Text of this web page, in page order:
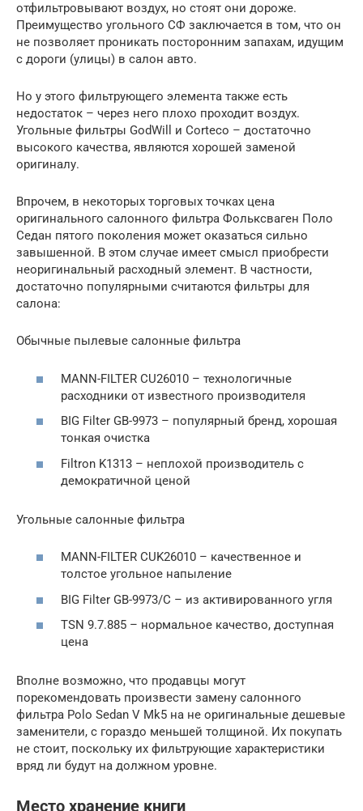
отфильтровывают воздух, но стоят они дороже.
Преимущество угольного СФ заключается в том, что он
не позволяет проникать посторонним запахам, идущим
с дороги (улицы) в салон авто.
Но у этого фильтрующего элемента также есть
недостаток – через него плохо проходит воздух.
Угольные фильтры GodWill и Corteco – достаточно
высокого качества, являются хорошей заменой
оригиналу.
Впрочем, в некоторых торговых точках цена
оригинального салонного фильтра Фольксваген Поло
Седан пятого поколения может оказаться сильно
завышенной. В этом случае имеет смысл приобрести
неоригинальный расходный элемент. В частности,
достаточно популярными считаются фильтры для
салона:
Обычные пылевые салонные фильтра
MANN-FILTER CU26010 – технологичные
расходники от известного производителя
BIG Filter GB-9973 – популярный бренд, хорошая
тонкая очистка
Filtron K1313 – неплохой производитель с
демократичной ценой
Угольные салонные фильтра
MANN-FILTER CUK26010 – качественное и
толстое угольное напыление
BIG Filter GB-9973/C – из активированного угля
TSN 9.7.885 – нормальное качество, доступная
цена
Вполне возможно, что продавцы могут
порекомендовать произвести замену салонного
фильтра Polo Sedan V Mk5 на не оригинальные дешевые
заменители, с гораздо меньшей толщиной. Их покупать
не стоит, поскольку их фильтрующие характеристики
вряд ли будут на должном уровне.
Место хранение книги